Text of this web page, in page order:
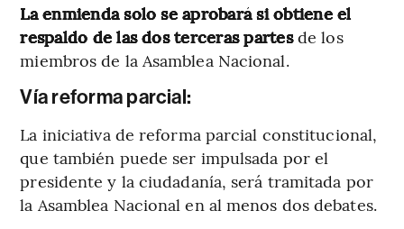
La enmienda solo se aprobará si obtiene el
respaldo de las dos terceras partesde los
miembros de la Asamblea Nacional.
Vía reforma parcial:
La iniciativa de reforma parcial constitucional,
que también puede ser impulsada por el
presidente y la ciudadanía, será tramitada por
la Asamblea Nacional en al menos dos debates.